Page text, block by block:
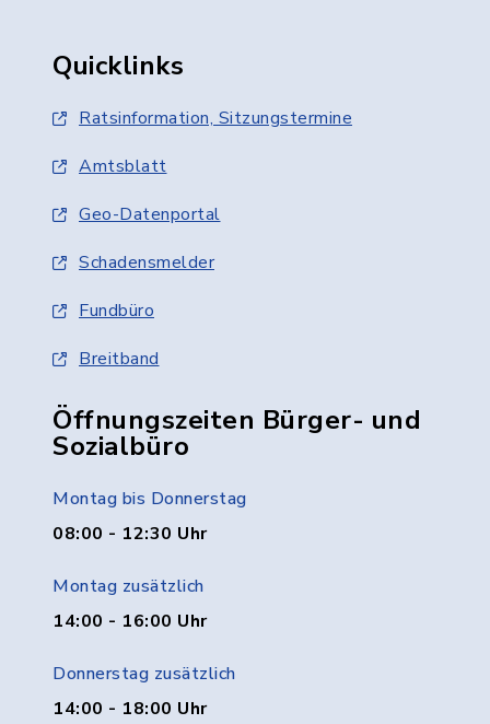
Quicklinks
Ratsinformation, Sitzungstermine
Amtsblatt
Geo-Datenportal
Schadensmelder
Fundbüro
Breitband
Öffnungszeiten Bürger- und
Sozialbüro
Montag bis Donnerstag
08:00 - 12:30 Uhr
Montag zusätzlich
14:00 - 16:00 Uhr
Donnerstag zusätzlich
14:00 - 18:00 Uhr